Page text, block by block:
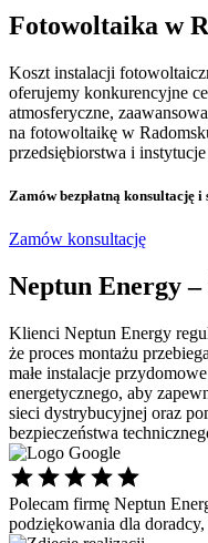
Fotowoltaika w
Koszt instalacji
oferujemy konkurencyjne
atmosferyczne,
na fotowoltaikę w
przedsiębiorstwa i
Zamów bezpłatną konsultację i
Zamów konsultację
Neptun Energy
Klienci Neptun Energy
że proces montażu
małe instalacje
energetycznego, aby
sieci dystrybucyjnej oraz
bezpieczeństwa
Polecam firmę Neptun
podziękowania dla